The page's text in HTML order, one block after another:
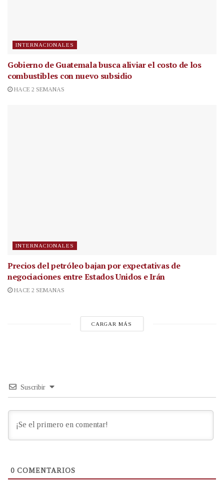
INTERNACIONALES
Gobierno de Guatemala busca aliviar el costo de los
combustibles con nuevo subsidio
HACE 2 SEMANAS
INTERNACIONALES
Precios del petróleo bajan por expectativas de
negociaciones entre Estados Unidos e Irán
HACE 2 SEMANAS
CARGAR MÁS
Suscribir
0 COMENTARIOS